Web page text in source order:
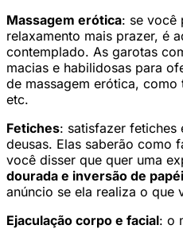
Massagem erótica: se você
relaxamento mais prazer, é
contemplado. As garotas
macias e habilidosas para
de massagem erótica, como
etc.
Fetiches: satisfazer fetiches
deusas. Elas saberão como
você disser que quer uma
dourada e inversão de
anúncio se ela realiza o que
Ejaculação corpo e facial: o